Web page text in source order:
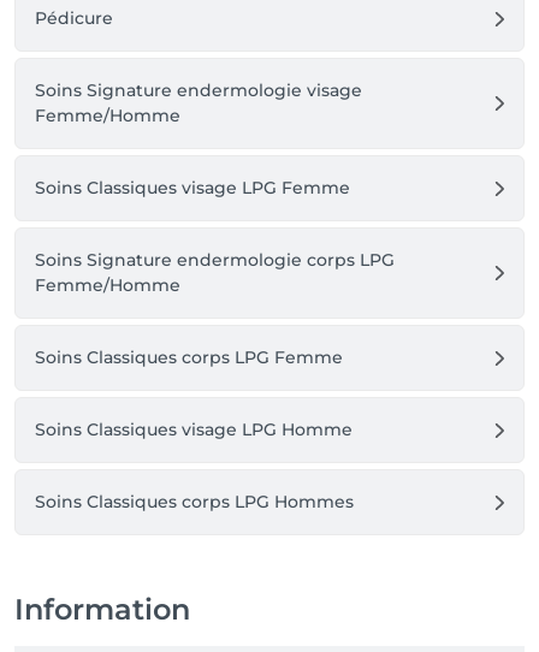
Pédicure
Soins Signature endermologie visage
Femme/Homme
Soins Classiques visage LPG Femme
Soins Signature endermologie corps LPG
Femme/Homme
Soins Classiques corps LPG Femme
Soins Classiques visage LPG Homme
Soins Classiques corps LPG Hommes
Information